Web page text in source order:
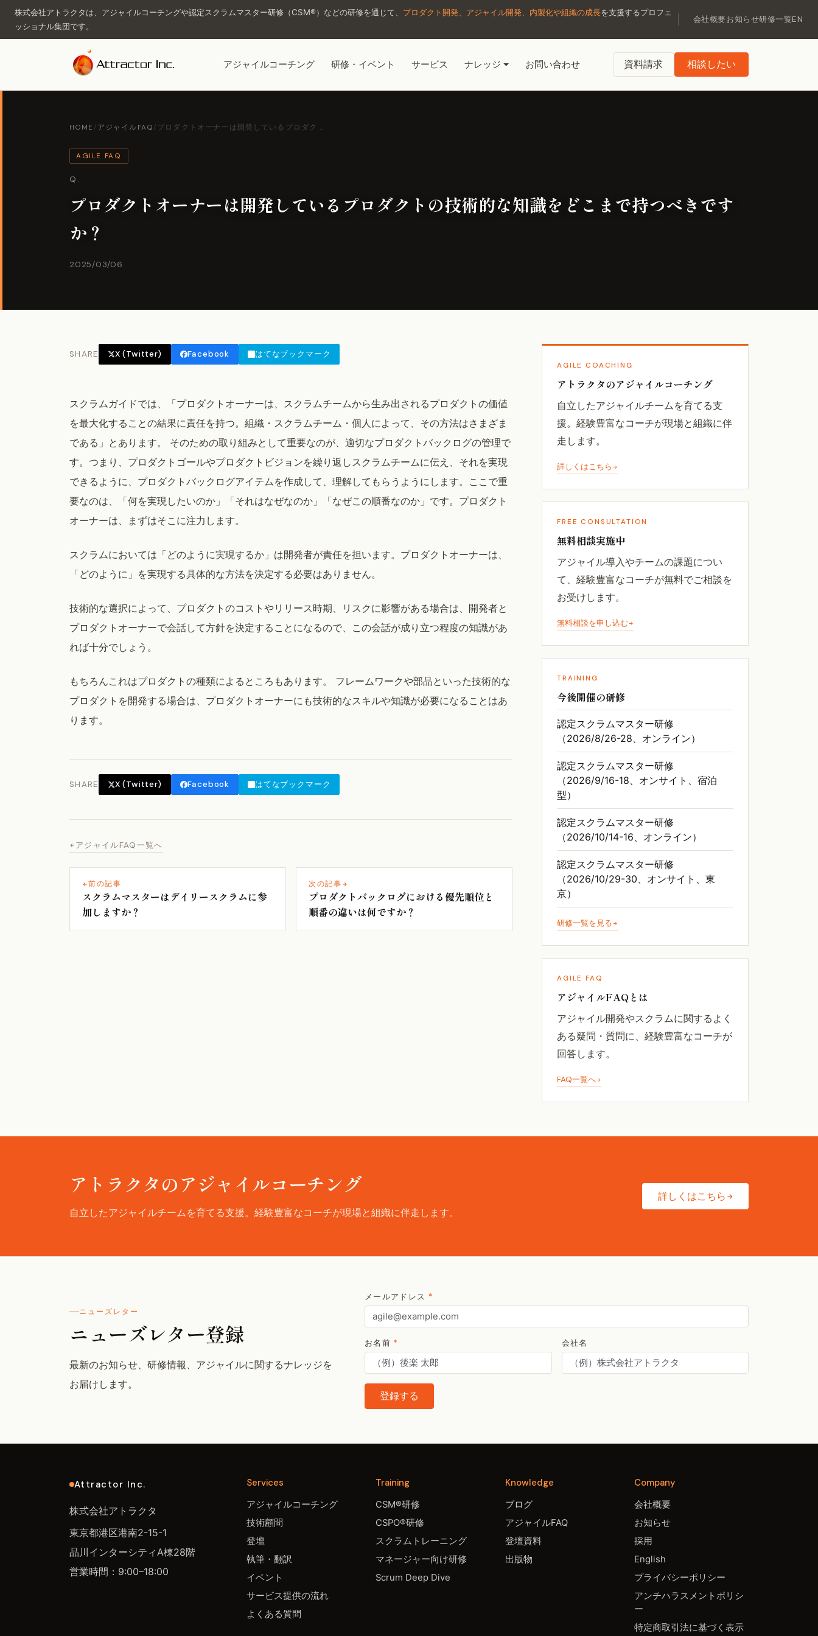
株式会社アトラクタは、アジャイルコーチングや認定スクラムマスター研修（CSM®）などの研修を通じて、 プロダクト開発、アジャイル開発、内製化や組織の成長を支援するプロフェ
ッショナル集団です。
会社概要お知らせ研修一覧EN
アジャイルコーチング 研修・イベント サービス ナレッジ お問い合わせ 資料請求 相談したい
HOME / アジャイルFAQ / プロダクトオーナーは開発しているプロダク …
AGILE FAQ
Q.
プロダクトオーナーは開発しているプロダクトの技術的な知識をどこまで持つべきです
か？
2025/03/06
SHARE X (Twitter) Facebook はてなブックマーク
スクラムガイドでは、「プロダクトオーナーは、スクラムチームから生み出されるプロダクトの価値
を最大化することの結果に責任を持つ。組織・スクラムチーム・個人によって、その方法はさまざま
である」とあります。 そのための取り組みとして重要なのが、適切なプロダクトバックログの管理で
す。つまり、プロダクトゴールやプロダクトビジョンを繰り返しスクラムチームに伝え、それを実現
できるように、プロダクトバックログアイテムを作成して、理解してもらうようにします。ここで重
要なのは、「何を実現したいのか」「それはなぜなのか」「なぜこの順番なのか」です。プロダクト
オーナーは、まずはそこに注力します。
スクラムにおいては「どのように実現するか」は開発者が責任を担います。プロダクトオーナーは、
「どのように」を実現する具体的な方法を決定する必要はありません。
技術的な選択によって、プロダクトのコストやリリース時期、リスクに影響がある場合は、開発者と
プロダクトオーナーで会話して方針を決定することになるので、この会話が成り立つ程度の知識があ
れば十分でしょう。
もちろんこれはプロダクトの種類によるところもあります。 フレームワークや部品といった技術的な
プロダクトを開発する場合は、プロダクトオーナーにも技術的なスキルや知識が必要になることはあ
ります。
SHARE X (Twitter) Facebook はてなブックマーク
アジャイルFAQ一覧へ
前の記事
スクラムマスターはデイリースクラムに参
加しますか？
次の記事
プロダクトバックログにおける優先順位と
順番の違いは何ですか？
AGILE COACHING
アトラクタのアジャイルコーチング
自立したアジャイルチームを育てる支
援。経験豊富なコーチが現場と組織に伴
走します。
詳しくはこちら
FREE CONSULTATION
無料相談実施中
アジャイル導入やチームの課題につい
て、経験豊富なコーチが無料でご相談を
お受けします。
無料相談を申し込む
TRAINING
今後開催の研修
認定スクラムマスター研修
（2026/8/26-28、オンライン）
認定スクラムマスター研修
（2026/9/16-18、オンサイト、宿泊
型）
認定スクラムマスター研修
（2026/10/14-16、オンライン）
認定スクラムマスター研修
（2026/10/29-30、オンサイト、東
京）
研修一覧を見る
AGILE FAQ
アジャイルFAQとは
アジャイル開発やスクラムに関するよく
ある疑問・質問に、経験豊富なコーチが
回答します。
FAQ一覧へ
アトラクタのアジャイルコーチング
自立したアジャイルチームを育てる支援。経験豊富なコーチが現場と組織に伴走します。
詳しくはこちら
ニューズレター
ニューズレター登録
最新のお知らせ、研修情報、アジャイルに関するナレッジを
お届けします。
メールアドレス *
お名前 * 会社名
登録する
Attractor Inc.
株式会社アトラクタ
東京都港区港南2-15-1
品川インターシティA棟28階
営業時間：9:00–18:00
Services
アジャイルコーチング
技術顧問
登壇
執筆・翻訳
イベント
サービス提供の流れ
よくある質問
Training
CSM®研修
CSPO®研修
スクラムトレーニング
マネージャー向け研修
Scrum Deep Dive
Knowledge
ブログ
アジャイルFAQ
登壇資料
出版物
Company
会社概要
お知らせ
採用
English
プライバシーポリシー
アンチハラスメントポリシ
ー
特定商取引法に基づく表示